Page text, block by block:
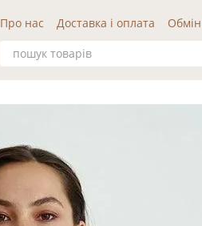
Про нас Доставка і оплата
Угода користувача
Публічна